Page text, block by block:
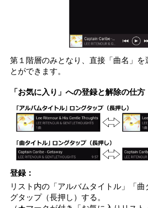
第１階層のみとなり、直接「曲名」を
とができます。
「お気に入り」への登録と解除の仕方
登録：
リスト内の「アルバムタイトル」「
グタップ（長押し）する。